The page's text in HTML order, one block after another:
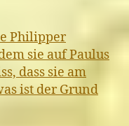
Philipper
sie auf Paulus
dass sie am
ist der Grund